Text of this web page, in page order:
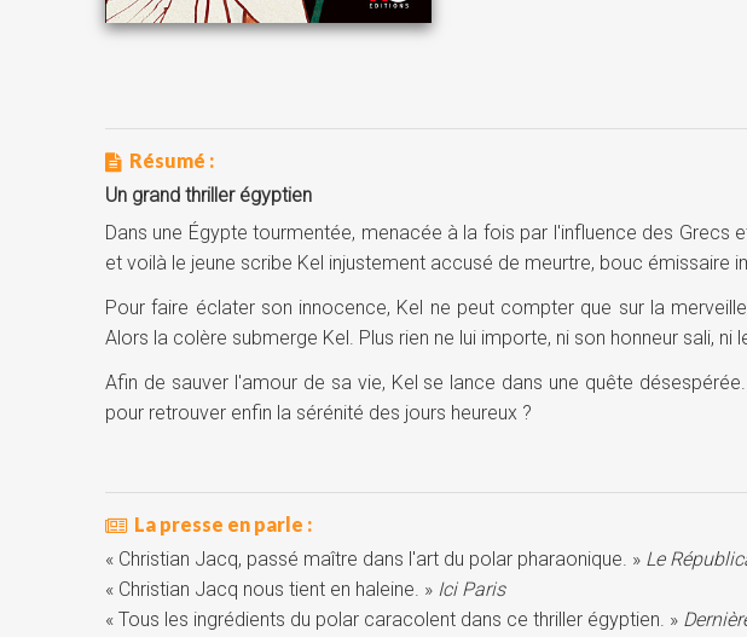
Résumé :
Un grand thriller égyptien
Dans une Égypte tourmentée, menacée à la fois par l'influence des
et voilà le jeune scribe Kel injustement accusé de meurtre, bouc émissaire
Pour faire éclater son innocence, Kel ne peut compter que sur la
Alors la colère submerge Kel. Plus rien ne lui importe, ni son honneur sali,
Afin de sauver l'amour de sa vie, Kel se lance dans une quête
pour retrouver enfin la sérénité des jours heureux ?
La presse en parle :
« Christian Jacq, passé maître dans l'art du polar pharaonique. » Le
« Christian Jacq nous tient en haleine. » Ici Paris
« Tous les ingrédients du polar caracolent dans ce thriller égyptien. »